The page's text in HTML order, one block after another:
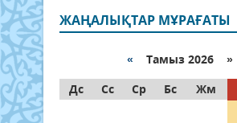
ЖАҢАЛЫҚТАР МҰРАҒАТЫ
« Тамыз 2026 »
Дс
Сс Ср Бс Жм